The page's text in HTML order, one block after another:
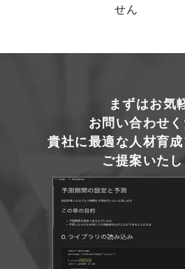
せん
まずはお気
お問い合わせ
貴社に最適な人材育
ご提案いた